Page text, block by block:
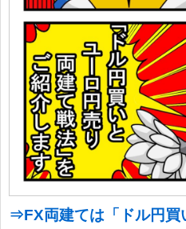
⇒FX両建ては「ドル円買